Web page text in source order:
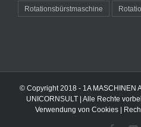
Rotationsbürstmaschine
© Copyright 2018 - 1A MASCHINEN
UNICORNSULT| Alle Rechte
Verwendung von Cookies